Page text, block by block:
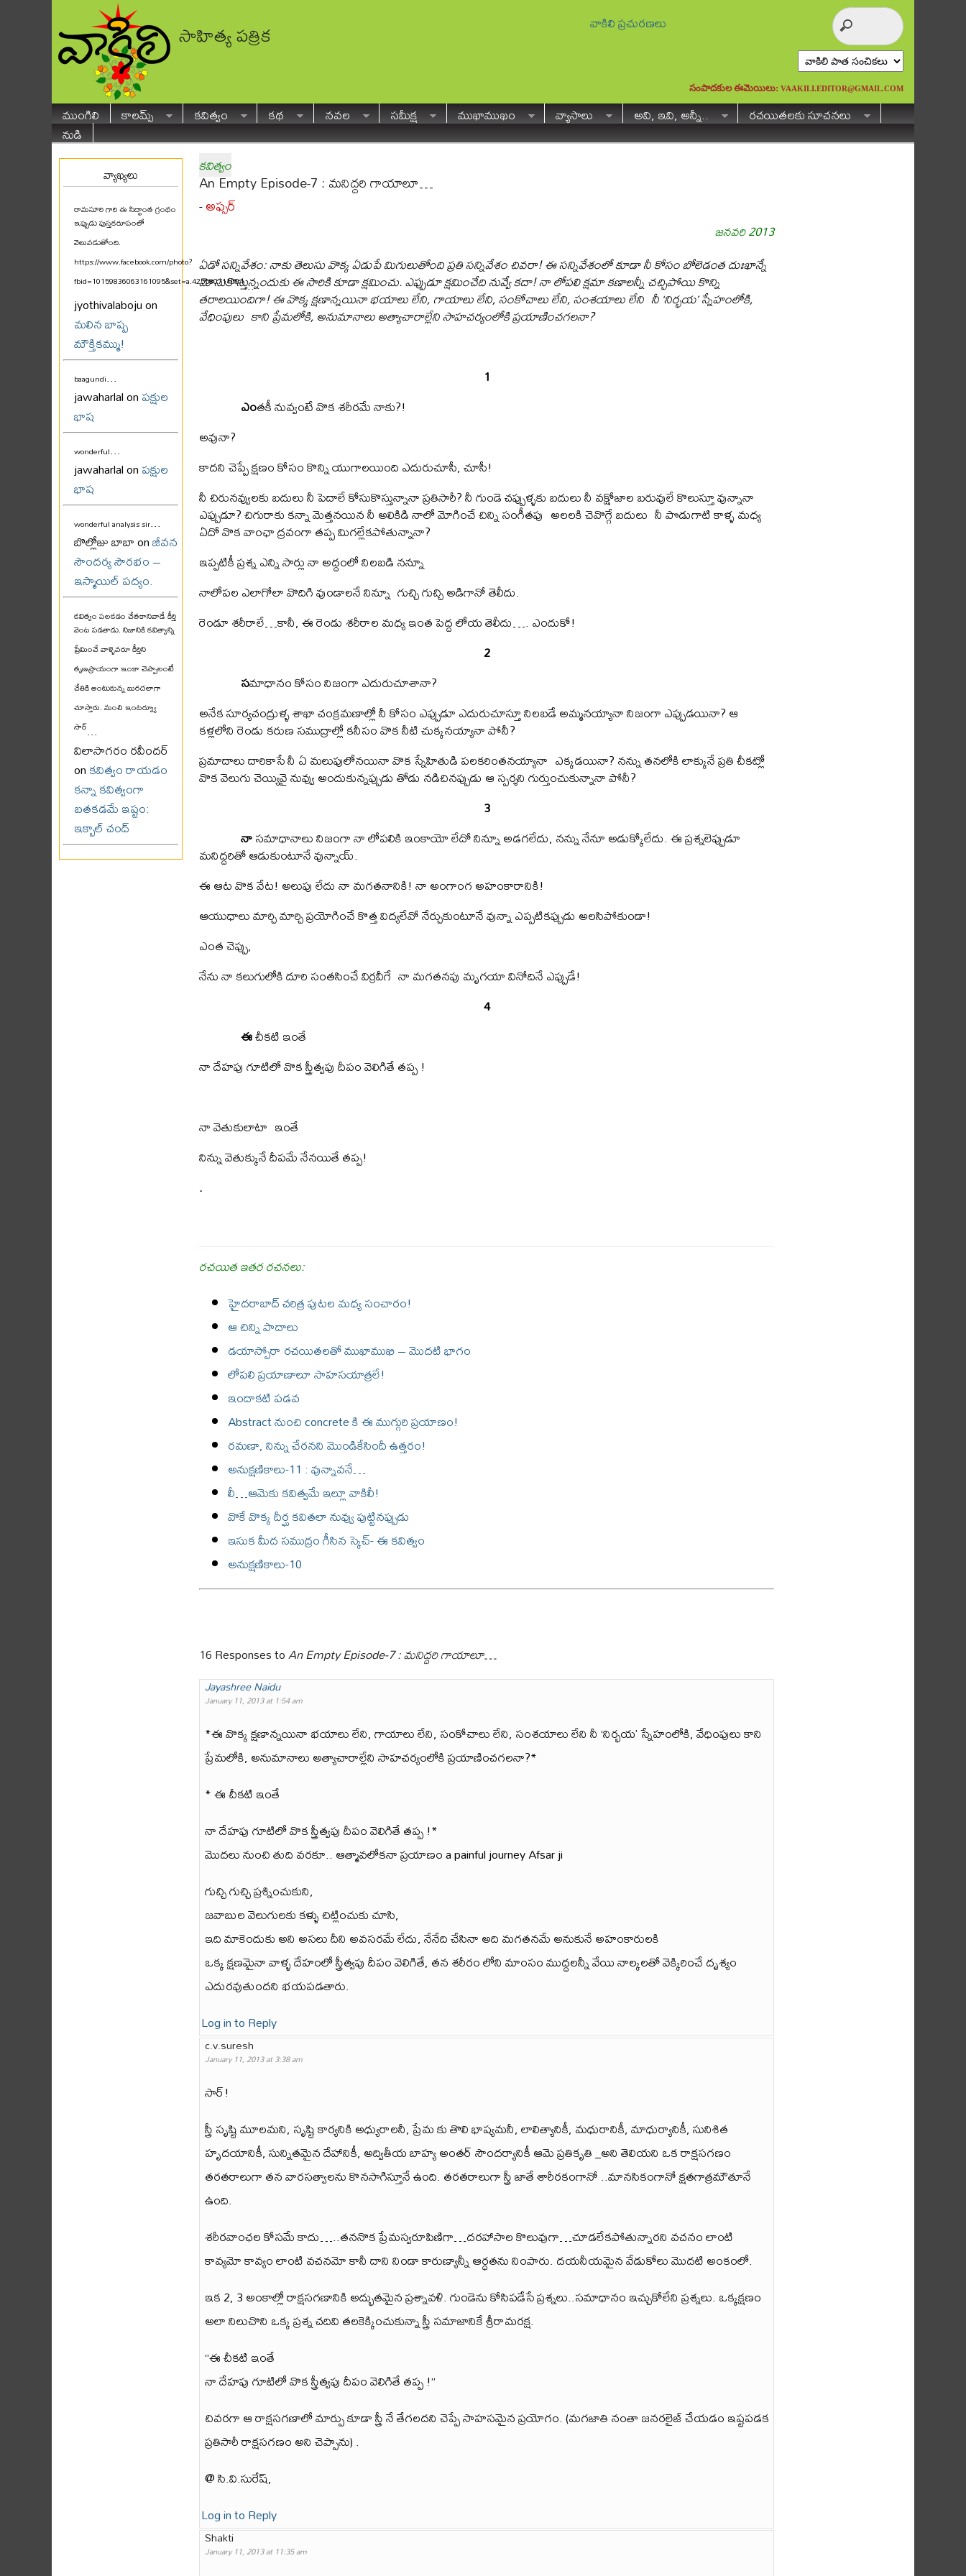
సాహిత్య పత్రిక వాకిలి ప్రచురణలు
సంపాదకుల ఈమెయిలు: VAAKILI.EDITOR@GMAIL.COM
ముంగిలి కాలమ్స్ కవిత్వం కథ నవల సమీక్ష ముఖాముఖం వ్యాసాలు అవి, ఇవి, అన్నీ..
రచయితలకు సూచనలు
నుడి
వ్యాఖ్యలు
రామసూరి గారి ఈ సిద్ధాంత గ్రంథం
ఇప్పుడు పుస్తకరూపంలో
వెలువడుతోంది.
https://www.facebook.com/photo?
fbid=10159836063161095&set=a.425580711094...
jyothivalaboju on
మలిన బాష్ప
మౌక్తికమ్ము!
baagundi...
jawaharlal onపక్షుల
భాష
wonderful...
jawaharlal onపక్షుల
భాష
wonderful analysis sir...
బొల్లోజు బాబా onజీవన
సౌందర్య సౌరభం –
ఇస్మాయిల్ పద్యం.
కవిత్వం పలకడం చేతకానివాడే కీర్తి
వెంట పడతాడు. నిజానికి కవిత్వాన్ని
ప్రేమించే వాళ్ళెవరూ కీర్తిని
తృణప్రాయంగా ఇంకా చెప్పాలంటే
చేతికి అంటుకున్న బురదలాగా
చూస్తారు. మంచి ఇంటర్వ్యూ
సార్...
విలాసాగరం రవీందర్
onకవిత్వం రాయడం
కన్నా కవిత్వంగా
బతకడమే ఇష్టం:
ఇక్బాల్ చంద్
కవిత్వం
An Empty Episode-7 : మనిద్దరి గాయాలూ…
-అఫ్సర్
జనవరి 2013
ఏడో సన్నివేశం: నాకు తెలుసు వొక్క ఏడుపే మిగులుతోంది ప్రతి సన్నివేశం చివరా! ఈ సన్నివేశంలో కూడా నీ కోసం బోలెడంత దుఃఖాన్నే
మోసుకొస్తున్నందుకు ఈ సారికి కూడా క్షమించు. ఎప్పుడూ క్షమించేది నువ్వే కదా! నా లోపలి క్షమా కణాలన్నీ చచ్చిపోయి కొన్ని
తరాలయిందిగా! ఈ వొక్క క్షణాన్నయినా భయాలు లేని, గాయాలు లేని, సంకోచాలు లేని, సంశయాలు లేని నీ ‘నిర్భయ’ స్నేహంలోకి,
వేధింపులు కాని ప్రేమలోకి, అనుమానాలు అత్యాచారాల్లేని సాహచర్యంలోకి ప్రయాణించగలనా?
1
ఎంతకీ నువ్వంటే వొక శరీరమే నాకు?!
అవునా?
కాదని చెప్పే క్షణం కోసం కొన్ని యుగాలయింది ఎదురుచూసీ, చూసీ!
నీ చిరునవ్వులకు బదులు నీ పెదాలే కోసుకొస్తున్నానా ప్రతిసారీ? నీ గుండె చప్పుళ్ళకు బదులు నీ వక్షోజాల బరువులే కొలుస్తూ వున్నానా
ఎప్పుడూ? చిగురాకు కన్నా మెత్తనయిన నీ అలికిడి నాలో మోగించే చిన్ని సంగీతపు అలలకి చెవొగ్గే బదులు నీ పొడుగాటి కాళ్ళ మధ్య
ఏదో వొక వాంఛా ద్రవంగా తప్ప మిగల్లేకపోతున్నానా?
ఇప్పటికీ ప్రశ్న ఎన్ని సార్లు నా అద్దంలో నిలబడి నన్నూ
నాలోపల ఎలాగోలా వొదిగి వుండాలనే నిన్నూ గుచ్చి గుచ్చి అడిగానో తెలీదు.
రెండూ శరీరాలే…కానీ, ఈ రెండు శరీరాల మధ్య ఇంత పెద్ద లోయ తెలీదు…. ఎందుకో!
2
సమాధానం కోసం నిజంగా ఎదురుచూశానా?
అనేక సూర్యచంద్రుళ్ళ శాఖా చంక్రమణాల్లో నీ కోసం ఎప్పుడూ ఎదురుచూస్తూ నిలబడే అమ్మనయ్యానా నిజంగా ఎప్పుడయినా? ఆ
కళ్లలోని రెండు కరుణ సముద్రాల్లో కనీసం వొక నీటి చుక్కనయ్యానా పోనీ?
ప్రమాదాలు దారికాసే నీ ఏ మలుపులోనయినా వొక స్నేహితుడి పలకరింతనయ్యానా ఎక్కడయినా? నన్ను తనలోకి లాక్కునే ప్రతి చీకట్లో
వొక వెలుగు చెయ్యివై నువ్వు అందుకున్నప్పుడు తోడు నడిచినప్పుడు ఆ స్పర్శని గుర్తుంచుకున్నానా పోనీ?
3
నాసమాధానాలు నిజంగా నా లోపలికి ఇంకాయో లేదో నిన్నూ అడగలేదు, నన్ను నేనూ అడుక్కోలేదు. ఈ ప్రశ్నలెప్పుడూ
మనిద్దరితో ఆడుకుంటూనే వున్నాయ్.
ఈ ఆట వొక వేట! అలుపు లేదు నా మగతనానికి! నా అంగాంగ అహంకారానికి!
ఆయుధాలు మార్చి మార్చి ప్రయోగించే కొత్త విద్యలేవో నేర్చుకుంటూనే వున్నా ఎప్పటికప్పుడు అలసిపోకుండా!
ఎంత చెప్పు,
నేను నా కలుగులోకి దూరి సంతసించే విర్రవీగే నా మగతనపు మృగయా వినోదినే ఎప్పుడే!
4
ఈచీకటి ఇంతే
నా దేహపు గూటిలో వొక స్త్రీత్వపు దీపం వెలిగితే తప్ప !
నా వెతుకులాటా ఇంతే
నిన్ను వెతుక్కునే దీపమే నేనయితే తప్ప!
.
రచయిత ఇతర రచనలు:
హైదరాబాద్ చరిత్ర పుటల మధ్య సంచారం!
ఆ చిన్ని పాదాలు
డయాస్పోరా రచయితలతో ముఖాముఖి – మొదటి భాగం
లోపలి ప్రయాణాలూ సాహసయాత్రలే!
ఇందాకటి పడవ
Abstract నుంచి concrete కి ఈ ముగ్గురి ప్రయాణం!
రమణా, నిన్ను చేరనని మొండికేసిందీ ఉత్తరం!
అనుక్షణికాలు-11 : వున్నావనే…
లీ…ఆమెకు కవిత్వమే ఇల్లూ వాకిలీ!
వొకే వొక్క దీర్ఘ కవితలా నువ్వు పుట్టినప్పుడు
ఇసుక మీద సముద్రం గీసిన స్కెచ్- ఈ కవిత్వం
అనుక్షణికాలు-10
16 Responses toAn Empty Episode-7 : మనిద్దరి గాయాలూ…
Jayashree Naidu
January 11, 2013 at 1:54 am
*ఈ వొక్క క్షణాన్నయినా భయాలు లేని, గాయాలు లేని, సంకోచాలు లేని, సంశయాలు లేని నీ ‘నిర్భయ’ స్నేహంలోకి, వేధింపులు కాని
ప్రేమలోకి, అనుమానాలు అత్యాచారాల్లేని సాహచర్యంలోకి ప్రయాణించగలనా?*
* ఈ చీకటి ఇంతే
నా దేహపు గూటిలో వొక స్త్రీత్వపు దీపం వెలిగితే తప్ప !*
మొదలు నుంచి తుది వరకూ.. ఆత్మావలోకనా ప్రయాణం a painful journey Afsar ji
గుచ్చి గుచ్చి ప్రశ్నించుకుని,
జవాబుల వెలుగులకు కళ్ళు చిట్లించుకు చూసి,
ఇది మాకెందుకు అని అసలు దీని అవసరమే లేదు, నేనేది చేసినా అది మగతనమే అనుకునే అహంకారులకి
ఒక్క క్షణమైనా వాళ్ళ దేహంలో స్త్రీత్వపు దీపం వెలిగితే, తన శరీరం లోని మాంసం ముద్దలన్నీ వేయి నాల్కలతో వెక్కిరించే దృశ్యం
ఎదురవుతుందని భయపడతారు.
Log in to Reply
c.v.suresh
January 11, 2013 at 3:38 am
సార్!
స్త్రీ సృష్టి మూలమని, సృష్టి కార్యనికి అధ్యురాలనీ, ప్రేమ కు తొలి భాష్యమనీ, లాలిత్యానికీ, మధురానికీ, మాధుర్యానికీ, సునిశిత
హృదయానికీ, సున్నితమైన దేహానికీ, అద్వితీయ బాహ్య అంతర్ సౌందర్యానికీ ఆమె ప్రతికృతి ‍_అని తెలియని ఒక రాక్షసగణం
తరతరాలుగా తన వారసత్వాలను కొనసాగిస్తూనే ఉంది. తరతరాలుగా స్త్రీ జాతే శారీరకంగానో ..మానసికంగానో క్షతగాత్రమౌతూనే
ఉంది.
శరీరవాంఛల కోసమే కాదు…..తననొక‌ ప్రేమస్వరూపిణిగా…దరహాసాల కొలువుగా…చూడలేకపోతున్నారని వచనం లాంటి
కావ్యమో కావ్యం లాంటి వచనమో కానీ దాని నిండా కారుణ్యాన్నీ ఆర్ధతను నింపారు. దయనీయమైన వేడుకోలు మొదటి అంకంలో.
ఇక 2, 3 అంకాల్లో రాక్షసగణానికి అద్భుతమైన ప్రశ్నావళి. గుండెను కోసిపడేసే ప్రశ్నలు..సమాధానం ఇచ్చుకోలేని ప్రశ్నలు. ఒక్కక్షణం
అలా నిలుచొని ఒక్క ప్రశ్న చదివి తలకెక్కించుకున్నా స్త్రీ సమాజానికే శ్రీరామరక్ష.
“ఈ చీకటి ఇంతే
నా దేహపు గూటిలో వొక స్త్రీత్వపు దీపం వెలిగితే తప్ప !”
చివరగా ఆ రాక్షసగణాలో మార్పు కూడా స్త్రీ నే తేగలదని చెప్పే సాహసమైన ప్రయోగం. (మగజాతి నంతా జనరలైజ్ చేయడం ఇష్టపడక
ప్రతిసారీ రాక్షసగణం అని చెప్పాను) .
@ సి.వి.సురేష్,
Log in to Reply
Shakti
January 11, 2013 at 11:35 am